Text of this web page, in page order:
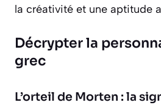
la créativité et une aptitude
Décrypter la
grec
L’orteil de Morten : la